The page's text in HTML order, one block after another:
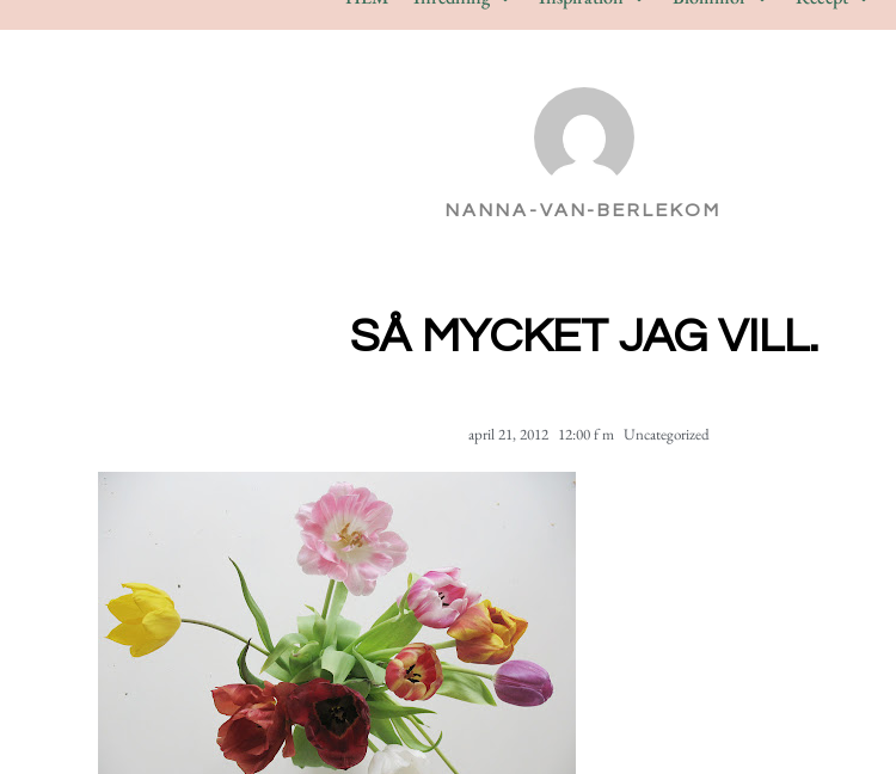
NANNA-VAN-BERLEKOM
SÅ MYCKET JAG VILL.
april 21, 2012 12:00 f m Uncategorized